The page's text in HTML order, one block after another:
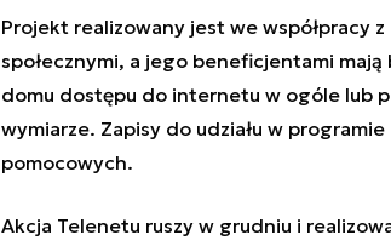
Projekt realizowany jest we współpracy
społecznymi, a jego beneficjentami
domu dostępu do internetu w ogóle lub
wymiarze. Zapisy do udziału w
pomocowych.
Akcja Telenetu ruszy w grudniu i